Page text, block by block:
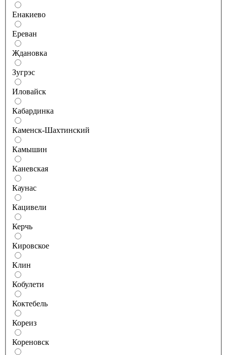
Енакиево
Ереван
Ждановка
Зугрэс
Иловайск
Кабардинка
Каменск-Шахтинский
Камышин
Каневская
Каунас
Кацивели
Керчь
Кировское
Клин
Кобулети
Коктебель
Кореиз
Кореновск